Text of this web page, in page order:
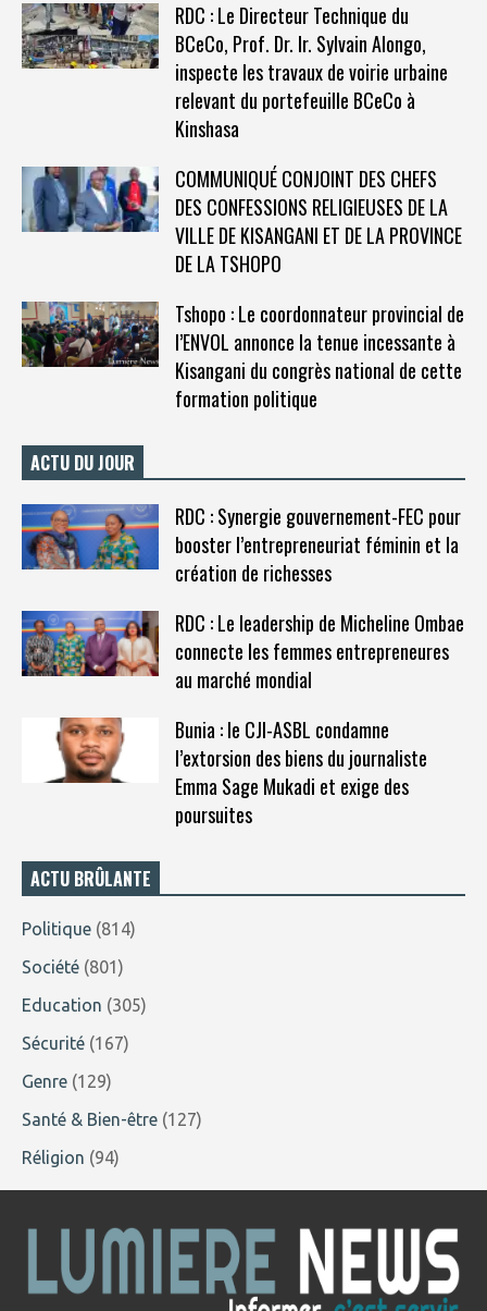
RDC : Le Directeur Technique du
BCeCo, Prof. Dr. Ir. Sylvain Alongo,
inspecte les travaux de voirie urbaine
relevant du portefeuille BCeCo à
Kinshasa
COMMUNIQUÉ CONJOINT DES CHEFS
DES CONFESSIONS RELIGIEUSES DE LA
VILLE DE KISANGANI ET DE LA PROVINCE
DE LA TSHOPO
Tshopo : Le coordonnateur provincial de
l’ENVOL annonce la tenue incessante à
Kisangani du congrès national de cette
formation politique
ACTU DU JOUR
RDC : Synergie gouvernement-FEC pour
booster l’entrepreneuriat féminin et la
création de richesses
RDC : Le leadership de Micheline Ombae
connecte les femmes entrepreneures
au marché mondial
Bunia : le CJI-ASBL condamne
l’extorsion des biens du journaliste
Emma Sage Mukadi et exige des
poursuites
ACTU BRÛLANTE
Politique (814)
Société (801)
Education (305)
Sécurité (167)
Genre (129)
Santé & Bien-être (127)
Réligion (94)